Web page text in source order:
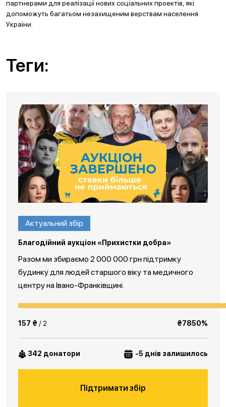
партнерами для реалізації нових соціальних проектів, які
допоможуть багатьом незахищеним верствам населення
України.
Теги:
Актуальний збір
Благодійний аукціон «Прихистки добра»
Разом ми збираємо 2 000 000 грн підтримку
будинку для людей старшого віку та медичного
центру на Івано-Франківщині.
157 ₴ / 2 ₴7850%
342 донатори -5 днів залишилось
Підтримати збір